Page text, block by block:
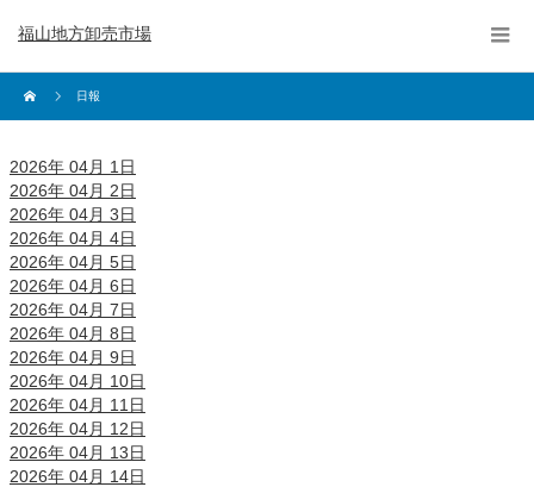
福山地方卸売市場
日報
2026年 04月 1日
2026年 04月 2日
2026年 04月 3日
2026年 04月 4日
2026年 04月 5日
2026年 04月 6日
2026年 04月 7日
2026年 04月 8日
2026年 04月 9日
2026年 04月 10日
2026年 04月 11日
2026年 04月 12日
2026年 04月 13日
2026年 04月 14日